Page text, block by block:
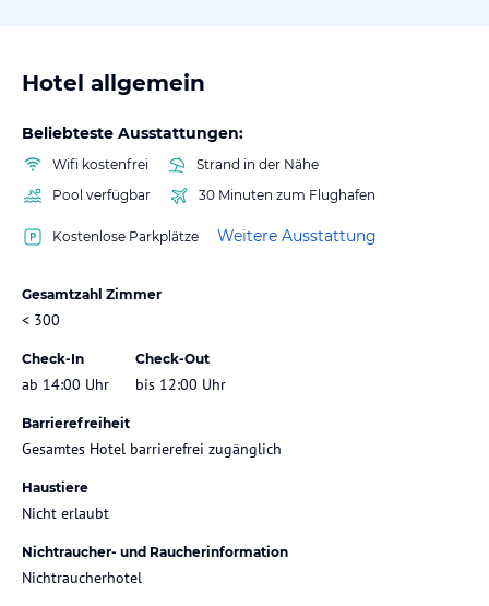
Hotel allgemein
Beliebteste Ausstattungen:
Wifi kostenfrei
Strand in der Nähe
Pool verfügbar
30 Minuten zum Flughafen
Kostenlose Parkplätze Weitere Ausstattung
Gesamtzahl Zimmer
< 300
Check-In
ab 14:00 Uhr
Check-Out
bis 12:00 Uhr
Barrierefreiheit
Gesamtes Hotel barrierefrei zugänglich
Haustiere
Nicht erlaubt
Nichtraucher- und Raucherinformation
Nichtraucherhotel